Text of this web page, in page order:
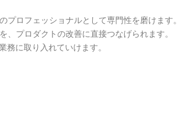
プロフェッショナルとして専門性を磨けます。
、プロダクトの改善に直接つなげられます。
務に取り入れていけます。